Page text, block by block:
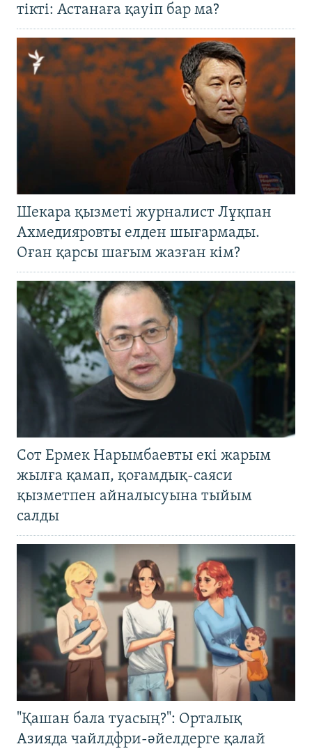
тікті: Астанаға қауіп бар ма?
Шекара қызметі журналист Лұқпан
Ахмедияровты елден шығармады.
Оған қарсы шағым жазған кім?
Сот Ермек Нарымбаевты екі жарым
жылға қамап, қоғамдық-саяси
қызметпен айналысуына тыйым
салды
"Қашан бала туасың?": Орталық
Азияда чайлдфри-әйелдерге қалай